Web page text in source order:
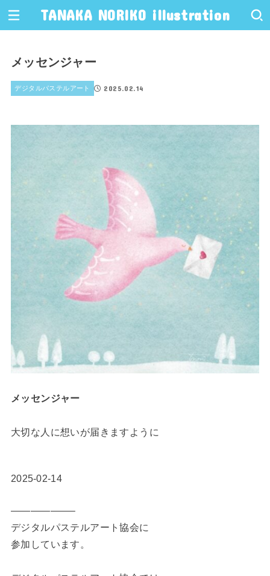
TANAKA NORIKO illustration
メッセンジャー
デジタルパステルアート 2025.02.14
メッセンジャー
大切な人に想いが届きますように
2025-02-14
——————–
デジタルパステルアート協会に
参加しています。